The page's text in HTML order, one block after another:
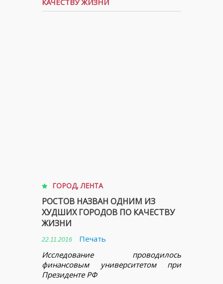
КАЧЕСТВУ ЖИЗНИ
ГОРОД,ЛЕНТА
РОСТОВ НАЗВАН ОДНИМ ИЗ
ХУДШИХ ГОРОДОВ ПО КАЧЕСТВУ
ЖИЗНИ
22.11.2016
Печать
Исследование проводилось
финансовым университетом при
Президенте РФ